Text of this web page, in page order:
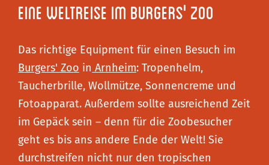
Eine Weltreise im Burgers' Zoo
Das richtige Equipment für einen Besuch im
Burgers' Zoo in Arnheim: Tropenhelm,
Taucherbrille, Wollmütze, Sonnencreme und
Fotoapparat. Außerdem sollte ausreichend Zeit
im Gepäck sein – denn für die Zoobesucher
geht es bis ans andere Ende der Welt! Sie
durchstreifen nicht nur den tropischen